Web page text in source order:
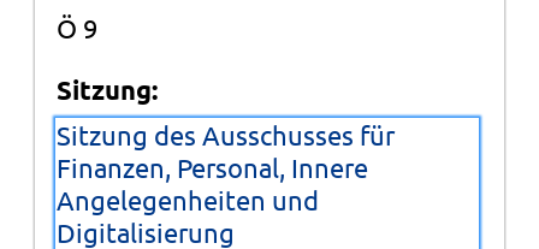
Ö 9
Sitzung:
Sitzung des Ausschusses für
Finanzen, Personal, Innere
Angelegenheiten und
Digitalisierung